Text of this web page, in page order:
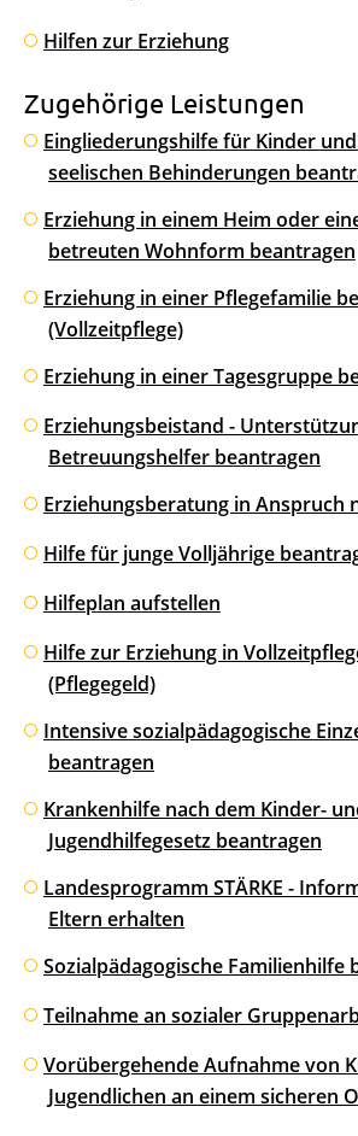
Hilfen zur Erziehung
Zugehörige Leistungen
Eingliederungshilfe für Kinder
seelischen Behinderungen
Erziehung in einem Heim oder
betreuten Wohnform beantragen
Erziehung in einer Pflegefamilie
(Vollzeitpflege)
Erziehung in einer Tagesgruppe
Erziehungsbeistand -
Betreuungshelfer beantragen
Erziehungsberatung in Anspruch
Hilfe für junge Volljährige
Hilfeplan aufstellen
Hilfe zur Erziehung in
(Pflegegeld)
Intensive sozialpädagogische
beantragen
Krankenhilfe nach dem Kinder-
Jugendhilfegesetz beantragen
Landesprogramm STÄRKE -
Eltern erhalten
Sozialpädagogische Familienhilfe
Teilnahme an sozialer
Vorübergehende Aufnahme von
Jugendlichen an einem sicheren